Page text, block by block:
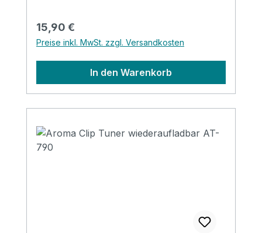
Regulärer Preis:
15,90 €
Preise inkl. MwSt. zzgl. Versandkosten
In den Warenkorb